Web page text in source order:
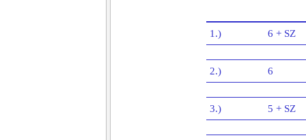
1.) 6 + SZ
2.) 6
3.) 5 + SZ